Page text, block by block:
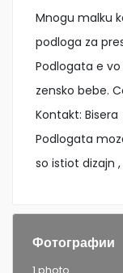
Mnogu malku
podloga za
Podlogata e
zensko bebe.
Kontakt: Bisera
Podlogata
so istiot dizajn
Фотографии
1 photo